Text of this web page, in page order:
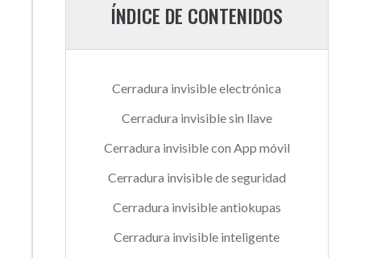
ÍNDICE DE CONTENIDOS
Cerradura invisible electrónica
Cerradura invisible sin llave
Cerradura invisible con App móvil
Cerradura invisible de seguridad
Cerradura invisible antiokupas
Cerradura invisible inteligente